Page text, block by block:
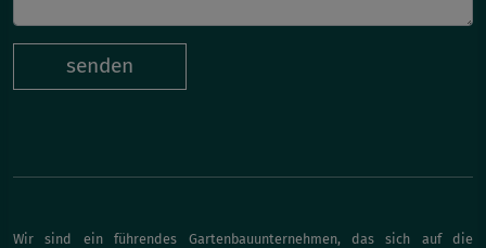
senden
Wir sind ein führendes Gartenbauunternehmen, das sich auf die